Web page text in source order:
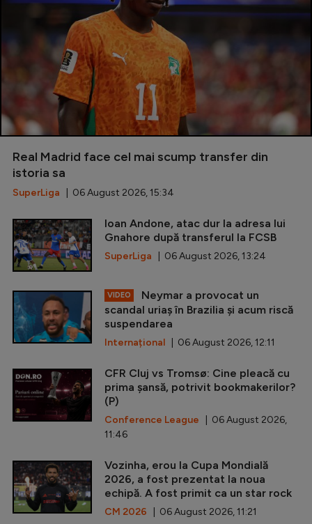
Real Madrid face cel mai scump transfer din
istoria sa
SuperLiga | 06 August 2026, 15:34
Ioan Andone, atac dur la adresa lui
Gnahore după transferul la FCSB
SuperLiga | 06 August 2026, 13:24
VIDEO
Neymar a provocat un
scandal uriaș în Brazilia și acum riscă
suspendarea
Internațional | 06 August 2026, 12:11
CFR Cluj vs Tromsø: Cine pleacă cu
prima șansă, potrivit bookmakerilor?
(P)
Conference League | 06 August 2026,
11:46
Vozinha, erou la Cupa Mondială
2026, a fost prezentat la noua
echipă. A fost primit ca un star rock
CM 2026 | 06 August 2026, 11:21